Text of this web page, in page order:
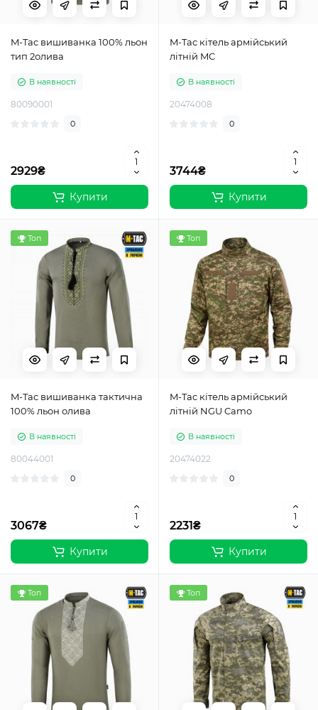
M-Tac вишиванка 100% льон
тип 2олива
В наявності
80090001
0
2929₴
Купити
M-Tac кітель армійський
літній MC
В наявності
20474008
0
3744₴
Купити
Топ
M-Tac вишиванка тактична
100% льон олива
В наявності
80044001
0
3067₴
Купити
Топ
M-Tac кітель армійський
літній NGU Camo
В наявності
20474022
0
2231₴
Купити
Топ Топ